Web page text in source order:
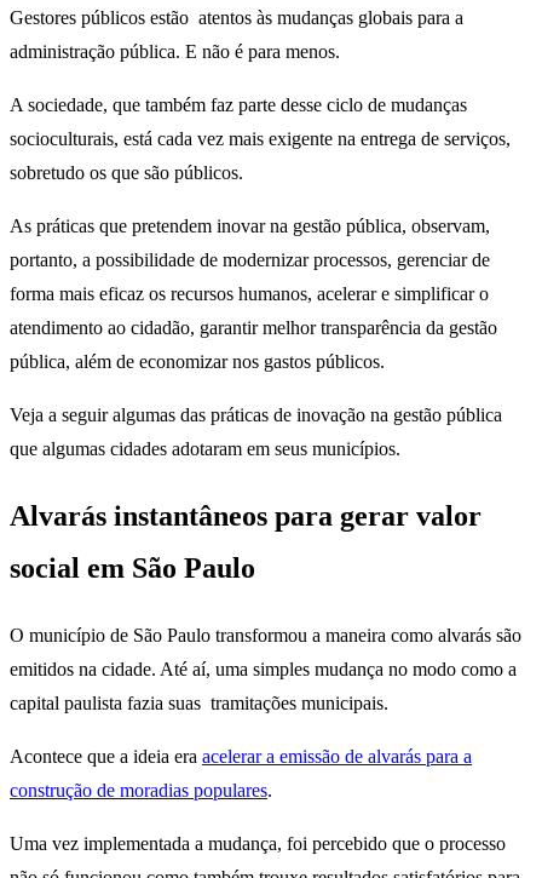
Gestores públicos estão atentos às mudanças globais para a
administração pública. E não é para menos.
A sociedade, que também faz parte desse ciclo de mudanças
socioculturais, está cada vez mais exigente na entrega de serviços,
sobretudo os que são públicos.
As práticas que pretendem inovar na gestão pública, observam,
portanto, a possibilidade de modernizar processos, gerenciar de
forma mais eficaz os recursos humanos, acelerar e simplificar o
atendimento ao cidadão, garantir melhor transparência da gestão
pública, além de economizar nos gastos públicos.
Veja a seguir algumas das práticas de inovação na gestão pública
que algumas cidades adotaram em seus municípios.
Alvarás instantâneos para gerar valor
social em São Paulo
O município de São Paulo transformou a maneira como alvarás são
emitidos na cidade. Até aí, uma simples mudança no modo como a
capital paulista fazia suas tramitações municipais.
Acontece que a ideia era acelerar a emissão de alvarás para a
construção de moradias populares.
Uma vez implementada a mudança, foi percebido que o processo